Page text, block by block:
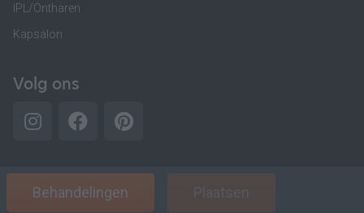
IPL/Ontharen
Kapsalon
Volg ons
Behandelingen Plaatsen